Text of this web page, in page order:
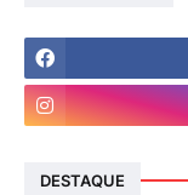
DESTAQUE